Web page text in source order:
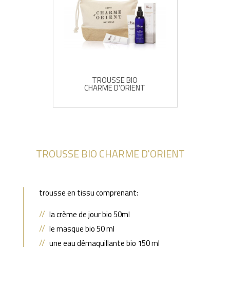
TROUSSE BIO
CHARME D'ORIENT
TROUSSE BIO CHARME D'ORIENT
trousse en tissu comprenant:
la crème de jour bio 50ml
le masque bio 50 ml
une eau démaquillante bio 150 ml